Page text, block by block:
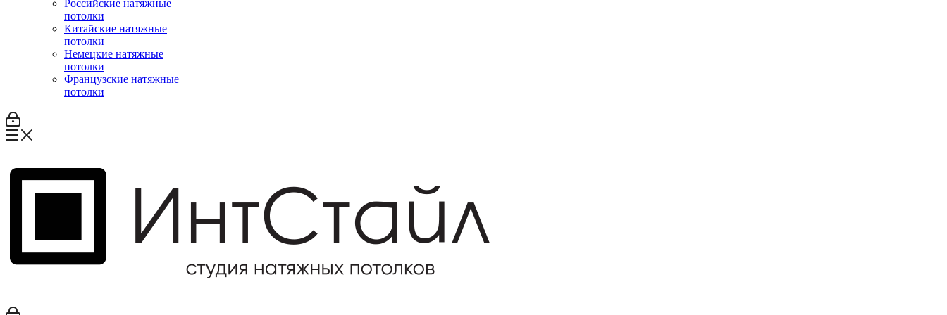
Российские натяжные
потолки
Китайские натяжные
потолки
Немецкие натяжные
потолки
Французские натяжные
потолки